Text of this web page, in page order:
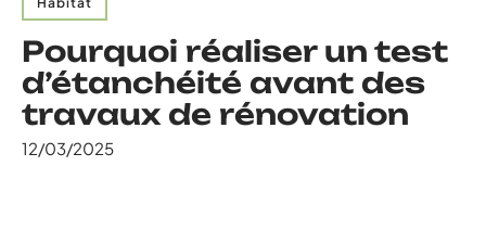
Pourquoi réaliser un test
d’étanchéité avant des
travaux de rénovation
12/03/2025